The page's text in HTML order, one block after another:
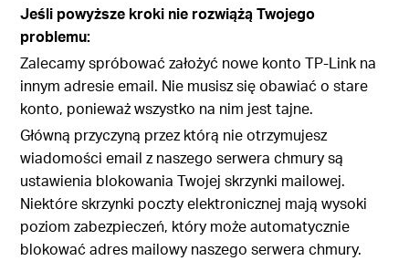
Jeśli powyższe kroki nie rozwiążą Twojego
problemu:
Zalecamy spróbować założyć nowe konto TP-Link na
innym adresie email. Nie musisz się obawiać o stare
konto, ponieważ wszystko na nim jest tajne.
Główną przyczyną przez którą nie otrzymujesz
wiadomości email z naszego serwera chmury są
ustawienia blokowania Twojej skrzynki mailowej.
Niektóre skrzynki poczty elektronicznej mają wysoki
poziom zabezpieczeń, który może automatycznie
blokować adres mailowy naszego serwera chmury.